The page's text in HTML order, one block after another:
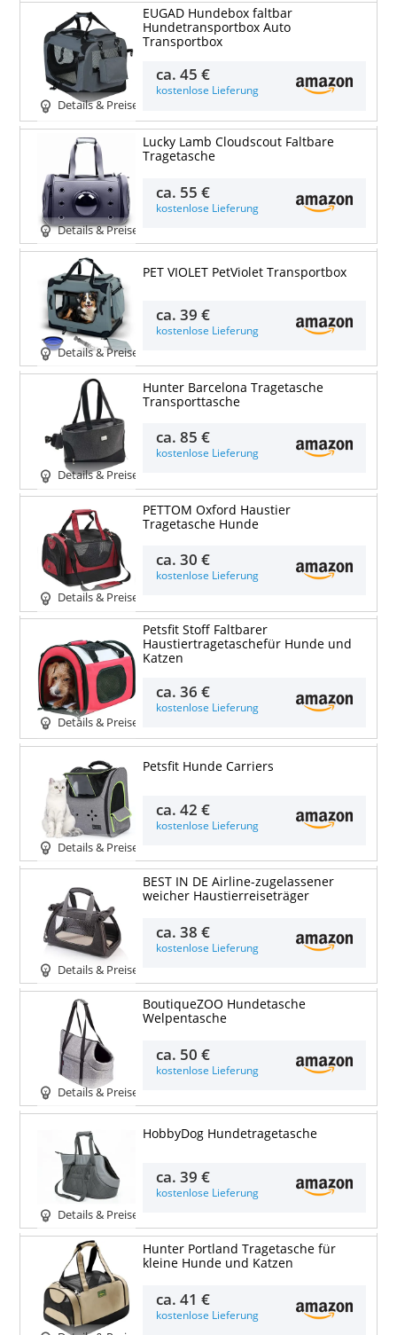
Details & Preise
EUGAD Hundebox faltbar
Hundetransportbox Auto
Transportbox
ca.45 €
kostenlose Lieferung
Details & Preise
Lucky Lamb Cloudscout Faltbare
Tragetasche
ca. 55 €
kostenlose Lieferung
Details & Preise
PET VIOLET PetViolet Transportbox
ca.39 €
kostenlose Lieferung
Details & Preise
Hunter Barcelona Tragetasche
Transporttasche
ca.85 €
kostenlose Lieferung
Details & Preise
PETTOM Oxford Haustier
Tragetasche Hunde
ca.30 €
kostenlose Lieferung
Details & Preise
Petsfit Stoff Faltbarer
Haustiertragetaschefür Hunde und
Katzen
ca.36 €
kostenlose Lieferung
Details & Preise
Petsfit Hunde Carriers
ca.42 €
kostenlose Lieferung
Details & Preise
BEST IN DE Airline-zugelassener
weicher Haustierreiseträger
ca.38 €
kostenlose Lieferung
Details & Preise
BoutiqueZOO Hundetasche
Welpentasche
ca. 50 €
kostenlose Lieferung
Details & Preise
HobbyDog Hundetragetasche
ca.39 €
kostenlose Lieferung
Hunter Portland Tragetasche für
kleine Hunde und Katzen
ca.41 €
kostenlose Lieferung